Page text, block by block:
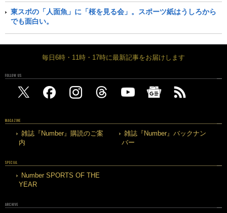
東スポの「人面魚」に「桜を見る会」。スポーツ紙はうしろから
でも面白い。
毎日6時・11時・17時に最新記事をお届けします
FOLLOW US
MAGAZINE
雑誌『Number』購読のご案
内
雑誌『Number』バックナン
バー
SPECIAL
Number SPORTS OF THE
YEAR
ARCHIVE